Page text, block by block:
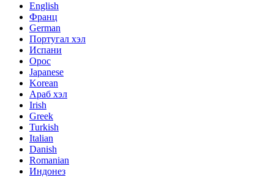
English
Франц
German
Португал хэл
Испани
Орос
Japanese
Korean
Араб хэл
Irish
Greek
Turkish
Italian
Danish
Romanian
Индонез